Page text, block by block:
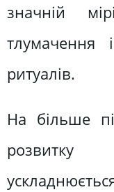
значній
тлумачення
ритуалів.
На більше